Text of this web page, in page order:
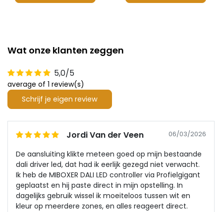
Wat onze klanten zeggen
5,0/5
average of 1 review(s)
Schrijf je eigen review
Jordi Van der Veen 06/03/2026
De aansluiting klikte meteen goed op mijn bestaande
dali driver led, dat had ik eerlijk gezegd niet verwacht.
Ik heb de MIBOXER DALI LED controller via Profielgigant
geplaatst en hij paste direct in mijn opstelling. In
dagelijks gebruik wissel ik moeiteloos tussen wit en
kleur op meerdere zones, en alles reageert direct.